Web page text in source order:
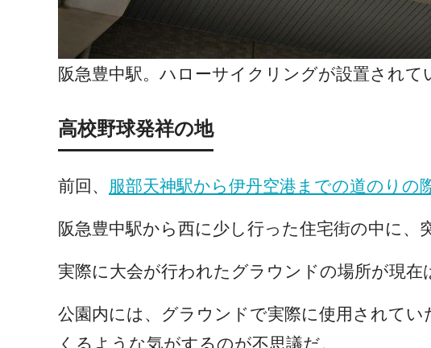
阪急豊中駅。ハローサイクリングが設置され
高校野球発祥の地
前回、 服部天神駅から伊丹空港までの道のりの
阪急豊中駅から西に少し行った住宅街の中に、
実際に大会が行われたグラウンドの場所が現
公園内には、グラウンドで実際に使用されて
くるような気がするのが不思議だ。